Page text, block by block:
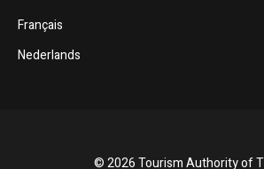
Français
Nederlands
© 2026 Tourism Authority of